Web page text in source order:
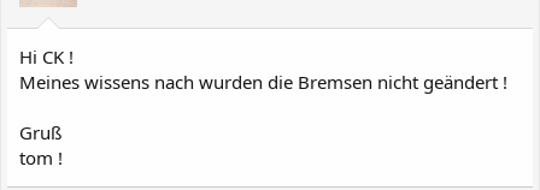
Hi CK !
Meines wissens nach wurden die Bremsen nicht geändert !
Gruß
tom !